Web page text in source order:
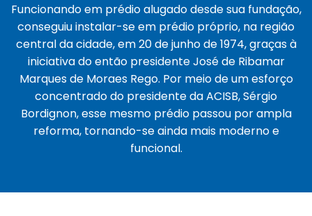
Funcionando em prédio alugado desde sua fundação,
conseguiu instalar-se em prédio próprio, na região
central da cidade, em 20 de junho de 1974, graças à
iniciativa do então presidente José de Ribamar
Marques de Moraes Rego. Por meio de um esforço
concentrado do presidente da ACISB, Sérgio
Bordignon, esse mesmo prédio passou por ampla
reforma, tornando-se ainda mais moderno e
funcional.